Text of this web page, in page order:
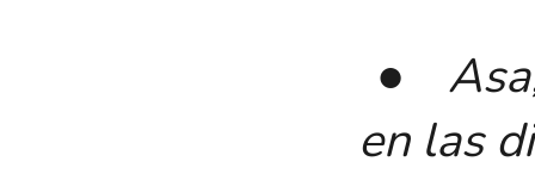
●
en las